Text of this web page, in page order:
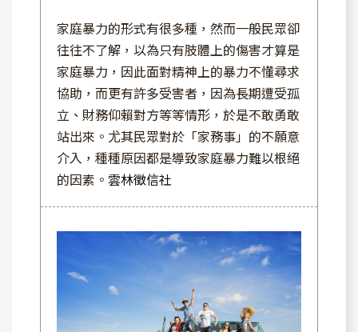
家庭暴力的形式有很多種，然而一般民眾卻
往往不了解，以為只有肢體上的傷害才算是
家庭暴力，因此面對精神上的暴力不懂尋求
協助，而更有許多受害者，因為長期遭受孤
立、財務仰賴對方等等情形，於是不敢勇敢
站出來。尤其民眾對於「家務事」的不願意
介入，種種原因都是導致家庭暴力難以根絕
的因素。 雲林徵信社